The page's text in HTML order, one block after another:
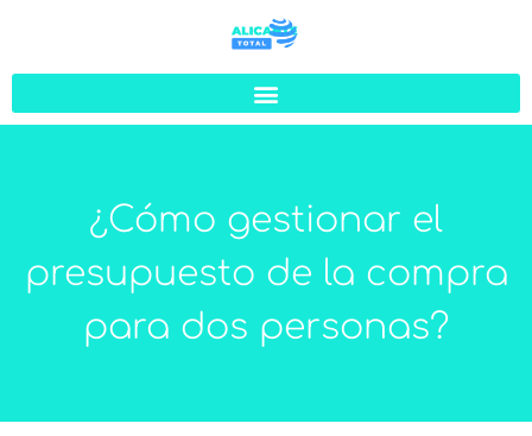
¿Cómo gestionar el
presupuesto de la compra
para dos personas?